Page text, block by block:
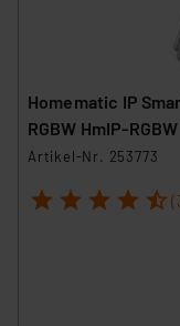
Homematic IP
RGBW HmIP-RGBW
Artikel-Nr. 253773
1 2 3 4 5